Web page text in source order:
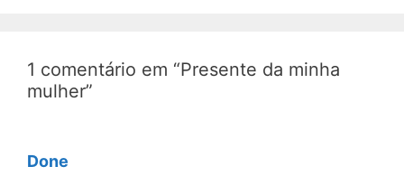
1 comentário em “Presente da minha
mulher”
Done